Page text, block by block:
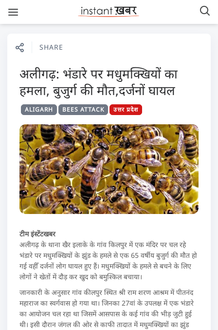
SHARE
अलीगढ़: भंडारे पर मधुमक्खियों का
हमला, बुजुर्ग की मौत,दर्जनों घायल
ALIGARH BEES ATTACK उत्तर प्रदेश
टीम इंस्टेंटखबर
अलीगढ़ के थाना खैर इलाके के गांव किलपुर में एक मंदिर पर चल रहे
भंडारे पर मधुमक्खियों के झुंड के हमले से एक 65 वर्षीय बुजुर्ग की मौत हो
गई वहीँ दर्जनों लोग घायल हुए हैं। मधुमक्खियों के हमले से बचने के लिए
लोगों ने खेतों में दौड़ कर खुद को बमुश्किल बचाया।
जानकारी के अनुसार गांव कीलपुर स्थित श्री राम शरण आश्रम में पीतनंद
महाराज का स्वर्गवास हो गया था। जिनका 27वां के उपलक्ष में एक भंडारे
का आयोजन चल रहा था जिसमें आसपास के कई गांव की भीड़ जुटी हुई
थी। इसी दौरान जंगल की ओर से काफी तादात में मधुमक्खियों का झुंड